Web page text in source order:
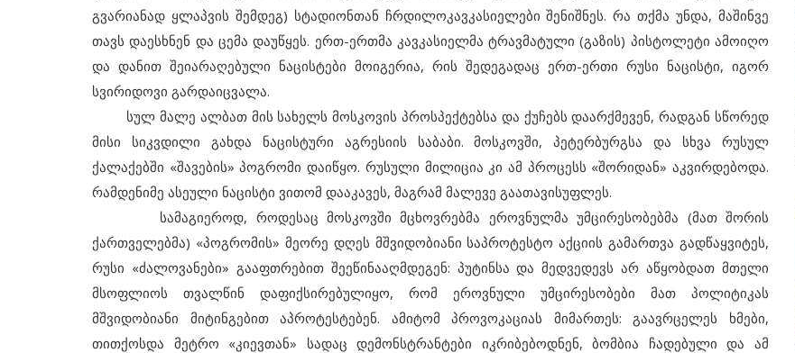
გვარიანად ყლაპვის შემდეგ) სტადიონთან ჩრდილოკავკასიელები შენიშნეს. რა თქმა უნდა, მაშინვე
თავს დაესხნენ და ცემა დაუწყეს. ერთ-ერთმა კავკასიელმა ტრავმატული (გაზის) პისტოლეტი ამოიღო
და დანით შეიარაღებული ნაცისტები მოიგერია, რის შედეგადაც ერთ-ერთი რუსი ნაცისტი, იგორ
სვირიდოვი გარდაიცვალა.
სულ მალე ალბათ მის სახელს მოსკოვის პროსპექტებსა და ქუჩებს დაარქმევენ, რადგან სწორედ
მისი სიკვდილი გახდა ნაცისტური აგრესიის საბაბი. მოსკოვში, პეტერბურგსა და სხვა რუსულ
ქალაქებში «შავების» პოგრომი დაიწყო. რუსული მილიცია კი ამ პროცესს «შორიდან» აკვირდებოდა.
რამდენიმე ასეული ნაცისტი ვითომ დააკავეს, მაგრამ მალევე გაათავისუფლეს.
სამაგიეროდ, როდესაც მოსკოვში მცხოვრებმა ეროვნულმა უმცირესობებმა (მათ შორის
ქართველებმა) «პოგრომის» მეორე დღეს მშვიდობიანი საპროტესტო აქციის გამართვა გადწაყვიტეს,
რუსი «ძალოვანები» გააფთრებით შეეწინააღმდეგენ: პუტინსა და მედვედევს არ აწყობდათ მთელი
მსოფლიოს თვალწინ დაფიქსირებულიყო, რომ ეროვნული უმცირესობები მათ პოლიტიკას
მშვიდობიანი მიტინგებით აპროტესტებენ. ამიტომ პროვოკაციას მიმართეს: გაავრცელეს ხმები,
თითქოსდა მეტრო «კიევთან» სადაც დემონსტრანტები იკრიბებოდნენ, ბომბია ჩადებული და ამ